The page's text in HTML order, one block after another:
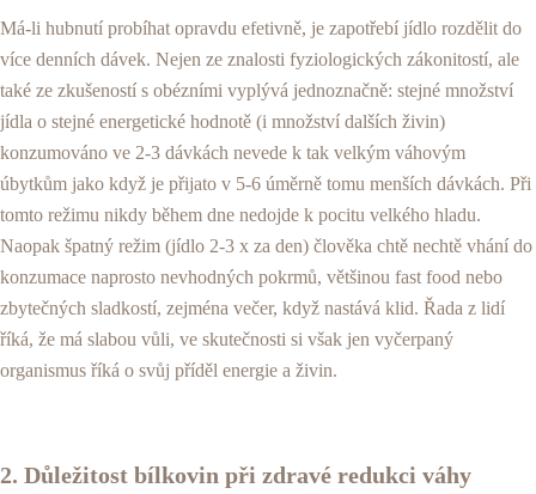
Má-li hubnutí probíhat opravdu efetivně, je zapotřebí jídlo rozdělit do
více denních dávek. Nejen ze znalosti fyziologických zákonitostí, ale
také ze zkušeností s obézními vyplývá jednoznačně: stejné množství
jídla o stejné energetické hodnotě (i množství dalších živin)
konzumováno ve 2-3 dávkách nevede k tak velkým váhovým
úbytkům jako když je přijato v 5-6 úměrně tomu menších dávkách. Při
tomto režimu nikdy během dne nedojde k pocitu velkého hladu.
Naopak špatný režim (jídlo 2-3 x za den) člověka chtě nechtě vhání do
konzumace naprosto nevhodných pokrmů, většinou fast food nebo
zbytečných sladkostí, zejména večer, když nastává klid. Řada z lidí
říká, že má slabou vůli, ve skutečnosti si však jen vyčerpaný
organismus říká o svůj příděl energie a živin.
2. Důležitost bílkovin při zdravé redukci váhy